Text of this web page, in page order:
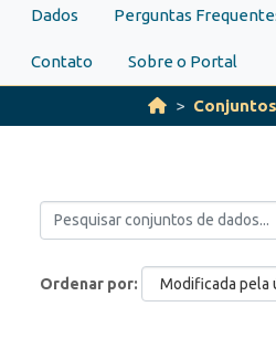
Dados Perguntas
Contato Sobre o Portal
Ordenar por